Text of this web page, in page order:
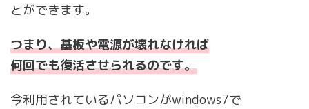
とができます。
つまり、基板や電源が壊れなければ
何回でも復活させられるのです。
今利用されているパソコンがwindows7で